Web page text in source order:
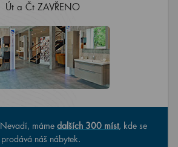
Út a Čt ZAVŘENO
máme dalších 300 míst, kde se
prodává náš nábytek.